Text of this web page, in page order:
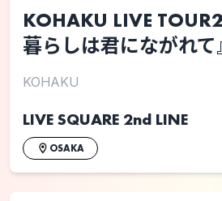
KOHAKU LIVE
暮らしは君にながれて
KOHAKU
LIVE SQUARE 2nd LINE
OSAKA